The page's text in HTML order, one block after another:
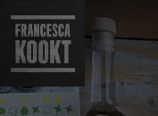
naar
inhoud